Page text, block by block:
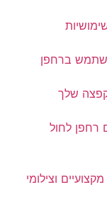
ברחפן
שלך
רחפן לחול
וצילומי